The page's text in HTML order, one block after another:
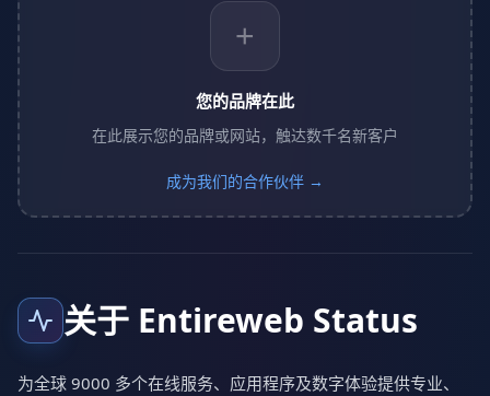
+
您的品牌在此
在此展示您的品牌或网站，触达数千名新客户
成为我们的合作伙伴 →
关于 Entireweb Status
为全球 9000 多个在线服务、应用程序及数字体验提供专业、